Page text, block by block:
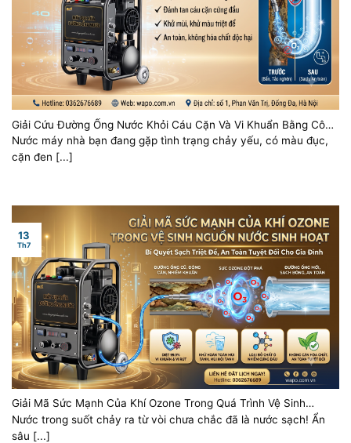
Giải Cứu Đường Ống Nước Khỏi Cáu Cặn Và Vi Khuẩn Bằng Công
Nghệ Máy DC6686 Kết Hợp Khí Ozone
Nước máy nhà bạn đang gặp tình trạng chảy yếu, có màu đục,
cặn đen [...]
Giải Mã Sức Mạnh Của Khí Ozone Trong Quá Trình Vệ Sinh
Nguồn Nước Sinh Hoạt
Nước trong suốt chảy ra từ vòi chưa chắc đã là nước sạch! Ẩn
sâu [...]
13
Th7